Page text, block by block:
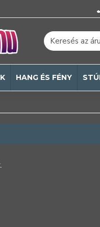
HANG ÉS FÉNY